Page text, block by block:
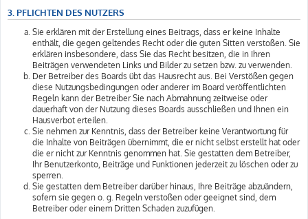
3. PFLICHTEN DES NUTZERS
Sie erklären mit der Erstellung eines Beitrags, dass er keine Inhalte
enthält, die gegen geltendes Recht oder die guten Sitten verstoßen. Sie
erklären insbesondere, dass Sie das Recht besitzen, die in Ihren
Beiträgen verwendeten Links und Bilder zu setzen bzw. zu verwenden.
Der Betreiber des Boards übt das Hausrecht aus. Bei Verstößen gegen
diese Nutzungsbedingungen oder anderer im Board veröffentlichten
Regeln kann der Betreiber Sie nach Abmahnung zeitweise oder
dauerhaft von der Nutzung dieses Boards ausschließen und Ihnen ein
Hausverbot erteilen.
Sie nehmen zur Kenntnis, dass der Betreiber keine Verantwortung für
die Inhalte von Beiträgen übernimmt, die er nicht selbst erstellt hat oder
die er nicht zur Kenntnis genommen hat. Sie gestatten dem Betreiber,
Ihr Benutzerkonto, Beiträge und Funktionen jederzeit zu löschen oder zu
sperren.
Sie gestatten dem Betreiber darüber hinaus, Ihre Beiträge abzuändern,
sofern sie gegen o. g. Regeln verstoßen oder geeignet sind, dem
Betreiber oder einem Dritten Schaden zuzufügen.